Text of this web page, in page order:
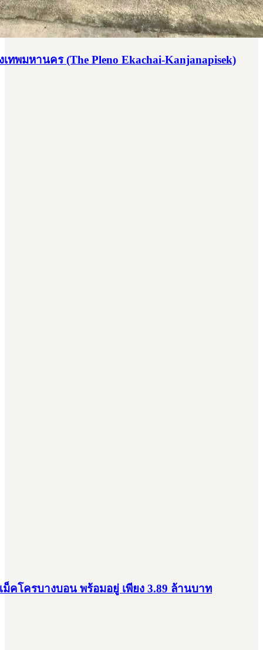
ทพมหานคร (The Pleno Ekachai-Kanjanapisek)
คโครบางบอน พร้อมอยู่ เพียง 3.89 ล้านบาท